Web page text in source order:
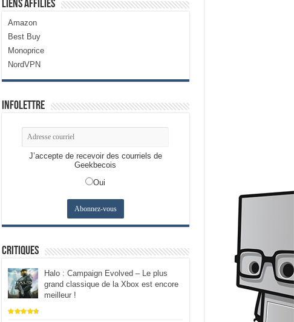
Liens Affiliés
Amazon
Best Buy
Monoprice
NordVPN
Infolettre
J’accepte de recevoir des courriels de
Geekbecois
Oui
Critiques
Halo : Campaign Evolved – Le plus
grand classique de la Xbox est encore
meilleur !